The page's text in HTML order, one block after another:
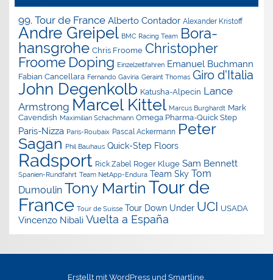
99. Tour de France Alberto Contador Alexander Kristoff
Andre Greipel BMC Racing Team Bora-
hansgrohe Chris Froome Christopher
Froome Doping Einzelzeitfahren Emanuel Buchmann
Fabian Cancellara Fernando Gaviria Geraint Thomas Giro d'Italia
John Degenkolb Katusha-Alpecin Lance
Armstrong Marcel Kittel Marcus Burghardt Mark
Cavendish Maximilian Schachmann Omega Pharma-Quick Step
Paris-Nizza Paris-Roubaix Pascal Ackermann Peter
Sagan Phil Bauhaus Quick-Step Floors
Radsport Rick Zabel Roger Kluge Sam Bennett
Spanien-Rundfahrt Team NetApp-Endura Team Sky Tom
Dumoulin Tony Martin Tour de
France Tour de Suisse Tour Down Under UCI USADA
Vincenzo Nibali Vuelta a España
Erstellt mit WordPress und Smartline.